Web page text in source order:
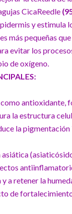
CicaReedle
y estimula
más pequeñas
evitar los
de oxígeno.
la estructura
la
a retener la
de